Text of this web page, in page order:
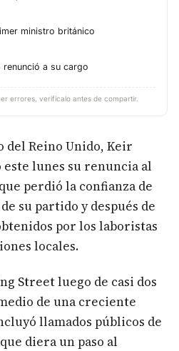
ministro británico
a su cargo
errores, verifícalo antes de compartir.
Reino Unido, Keir
lunes su renuncia al
perdió la confianza de
su partido y después de
por los laboristas
locales.
Street luego de casi dos
de una creciente
llamados públicos de
diera un paso al